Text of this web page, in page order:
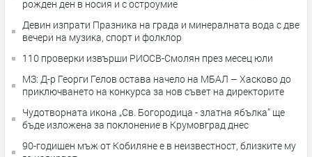
рожден ден в носия и с остроумие
Девин изпрати Празника на града и минералната вода с две
вечери на музика, спорт и фолклор
110 проверки извърши РИОСВ-Смолян през месец юли
МЗ: Д-р Георги Гелов остава начело на МБАЛ – Хасково до
приключването на конкурса за нов съвет на директорите
Чудотворната икона „Св. Богородица - златна ябълка” ще
бъде изложена за поклонение в Крумовград днес
90-годишен мъж от Кобиляне е в неизвестност, близките му